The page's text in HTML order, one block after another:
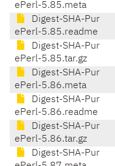
ePerl-5.85.meta
Digest-SHA-Pur
ePerl-5.85.readme
Digest-SHA-Pur
ePerl-5.85.tar.gz
Digest-SHA-Pur
ePerl-5.86.meta
Digest-SHA-Pur
ePerl-5.86.readme
Digest-SHA-Pur
ePerl-5.86.tar.gz
Digest-SHA-Pur